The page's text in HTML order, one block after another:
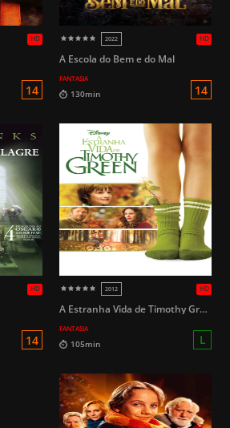
2017
14 132min
A Escola do Bem e do Mal
FANTASIA
A Estranha Vida de Timothy Green
FANTASIA